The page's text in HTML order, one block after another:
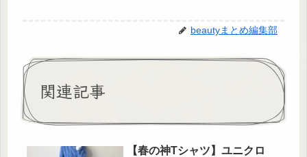
beautyまとめ編集部
関連記事
【春の神Tシャツ】ユニクロ